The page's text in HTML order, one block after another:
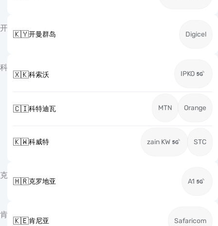
开
🇰🇾开曼群岛 Digicel
科
🇽🇰科索沃 IPKO
🇨🇮科特迪瓦 MTN Orange
🇰🇼科威特 zain KW STC
克
🇭🇷克罗地亚 A1
肯
🇰🇪肯尼亚 Safaricom